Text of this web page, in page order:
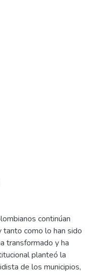
continúan
como lo han sido
transformado y ha
planteó la
de los municipios,